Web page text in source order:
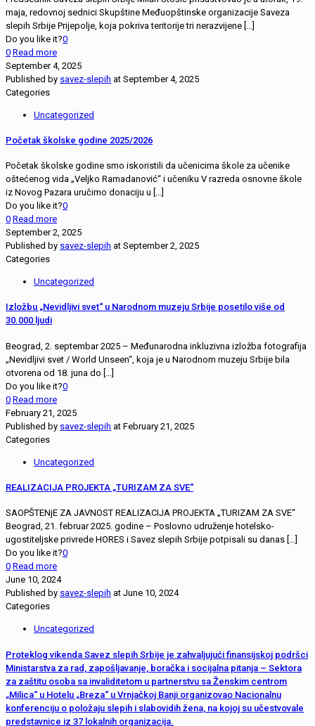
maja, redovnoj sednici Skupštine Međuopštinske organizacije Saveza
slepih Srbije Prijepolje, koja pokriva teritorije tri nerazvijene […]
Do you like it?0
0 Read more
September 4, 2025
Published by savez-slepih at September 4, 2025
Categories
Uncategorized
Početak školske godine 2025/2026
Početak školske godine smo iskoristili da učenicima škole za učenike
oštećenog vida „Veljko Ramadanović“ i učeniku V razreda osnovne škole
iz Novog Pazara uručimo donaciju u […]
Do you like it?0
0 Read more
September 2, 2025
Published by savez-slepih at September 2, 2025
Categories
Uncategorized
Izložbu „Nevidljivi svet“ u Narodnom muzeju Srbije posetilo više od
30.000 ljudi
Beograd, 2. septembar 2025 – Međunarodna inkluzivna izložba fotografija
„Nevidljivi svet / World Unseen“, koja je u Narodnom muzeju Srbije bila
otvorena od 18. juna do […]
Do you like it?0
0 Read more
February 21, 2025
Published by savez-slepih at February 21, 2025
Categories
Uncategorized
REALIZACIJA PROJEKTA „TURIZAM ZA SVE“
SAOPŠTENjE ZA JAVNOST REALIZACIJA PROJEKTA „TURIZAM ZA SVE“
Beograd, 21. februar 2025. godine – Poslovno udruženje hotelsko-
ugostiteljske privrede HORES i Savez slepih Srbije potpisali su danas […]
Do you like it?0
0 Read more
June 10, 2024
Published by savez-slepih at June 10, 2024
Categories
Uncategorized
Proteklog vikenda Savez slepih Srbije je zahvaljujući finansijskoj podršci
Ministarstva za rad, zapošljavanje, boračka i socijalna pitanja – Sektora
za zaštitu osoba sa invaliditetom u partnerstvu sa Ženskim centrom
„Milica“ u Hotelu „Breza“ u Vrnjačkoj Banji organizovao Nacionalnu
konferenciju o položaju slepih i slabovidih žena, na kojoj su učestvovale
predstavnice iz 37 lokalnih organizacija.